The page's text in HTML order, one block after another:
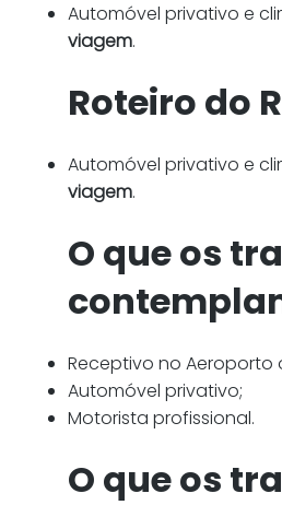
Automóvel privativo e
viagem.
Roteiro do
Automóvel privativo e
viagem.
O que os
Receptivo no Aeroporto
Automóvel privativo;
Motorista profissional.
O que os